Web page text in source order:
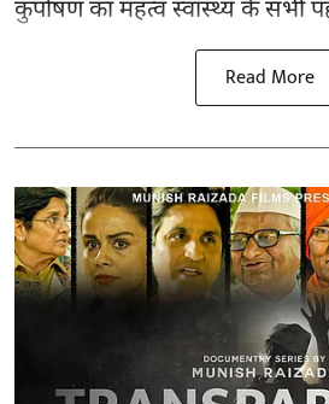
कुपोषण का महत्व स्वास्थ्य के सभी
Read More